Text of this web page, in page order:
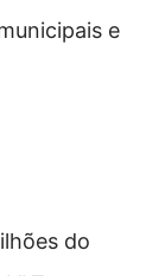
e
do